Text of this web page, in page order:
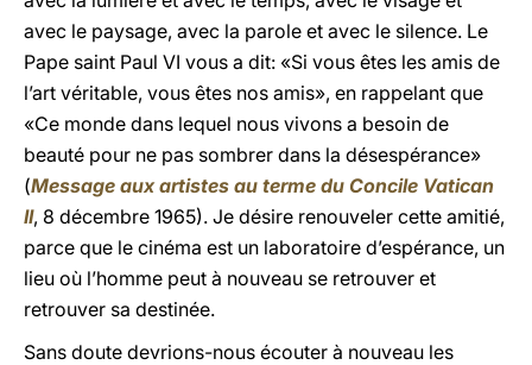
avec le paysage, avec la parole et avec le silence. Le
Pape saint Paul VI vous a dit: «Si vous êtes les amis de
l’art véritable, vous êtes nos amis», en rappelant que
«Ce monde dans lequel nous vivons a besoin de
beauté pour ne pas sombrer dans la désespérance»
(Message aux artistes au terme du Concile Vatican
II, 8 décembre 1965). Je désire renouveler cette amitié,
parce que le cinéma est un laboratoire d’espérance, un
lieu où l’homme peut à nouveau se retrouver et
retrouver sa destinée.
Sans doute devrions-nous écouter à nouveau les